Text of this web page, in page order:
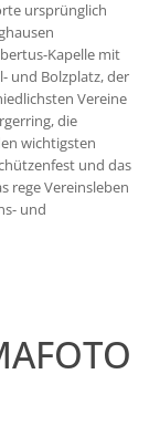
ursprünglich
Kapelle mit
und Bolzplatz, der
Vereine
die
wichtigsten
und das
rege Vereinsleben
und